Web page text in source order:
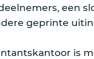
een
geprinte
is